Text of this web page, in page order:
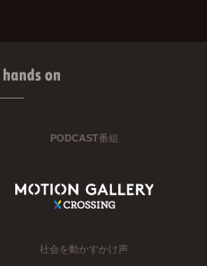
on
PODCAST番組
社会を動かすかけ声